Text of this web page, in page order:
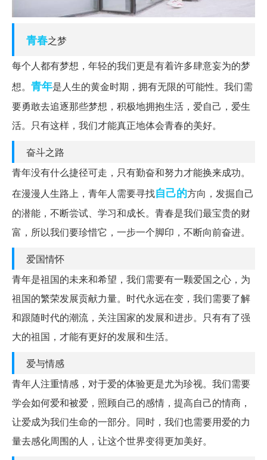
青春之梦
每个人都有梦想，年轻的我们更是有着许多肆意妄为的梦
想。 青年是人生的黄金时期，拥有无限的可能性。我们需
要勇敢去追逐那些梦想，积极地拥抱生活，爱自己，爱生
活。只有这样，我们才能真正地体会青春的美好。
奋斗之路
青年没有什么捷径可走，只有勤奋和努力才能换来成功。
在漫漫人生路上，青年人需要寻找自己的方向，发掘自己
的潜能，不断尝试、学习和成长。青春是我们最宝贵的财
富，所以我们要珍惜它，一步一个脚印，不断向前奋进。
爱国情怀
青年是祖国的未来和希望，我们需要有一颗爱国之心，为
祖国的繁荣发展贡献力量。时代永远在变，我们需要了解
和跟随时代的潮流，关注国家的发展和进步。只有有了强
大的祖国，才能有更好的发展和生活。
爱与情感
青年人注重情感，对于爱的体验更是尤为珍视。我们需要
学会如何爱和被爱，照顾自己的感情，提高自己的情商，
让爱成为我们生命的一部分。同时，我们也需要用爱的力
量去感化周围的人，让这个世界变得更加美好。